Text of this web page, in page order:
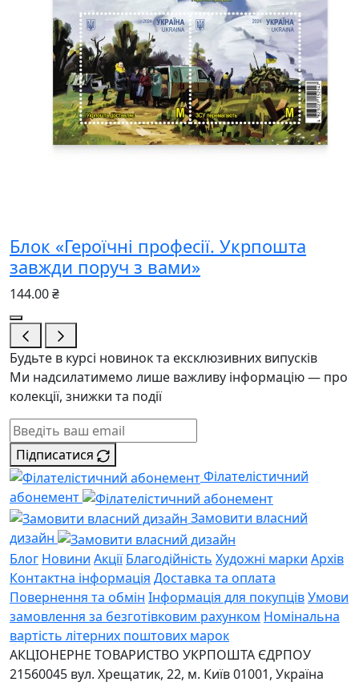
Блок «Героїчні професії. Укрпошта
завжди поруч з вами»
144.00 ₴
Будьте в курсі новинок та ексклюзивних випусків
Ми надсилатимемо лише важливу інформацію — про
колекції, знижки та події
Підписатися
Філателістичний
абонемент
Замовити власний
дизайн
Блог Новини Акції Благодійність Художні марки Архів
Контактна інформація Доставка та оплата
Повернення та обмін Інформація для покупцівУмови
замовлення за безготівковим рахунком Номінальна
вартість літерних поштових марок
АКЦІОНЕРНЕ ТОВАРИСТВО УКРПОШТА ЄДРПОУ
21560045 вул. Хрещатик, 22, м. Київ01001, Україна